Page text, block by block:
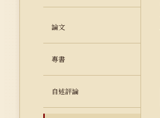
論文
專書
自述評論